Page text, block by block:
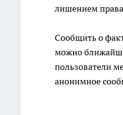
лишением права
Сообщить о
можно
пользователи
анонимное